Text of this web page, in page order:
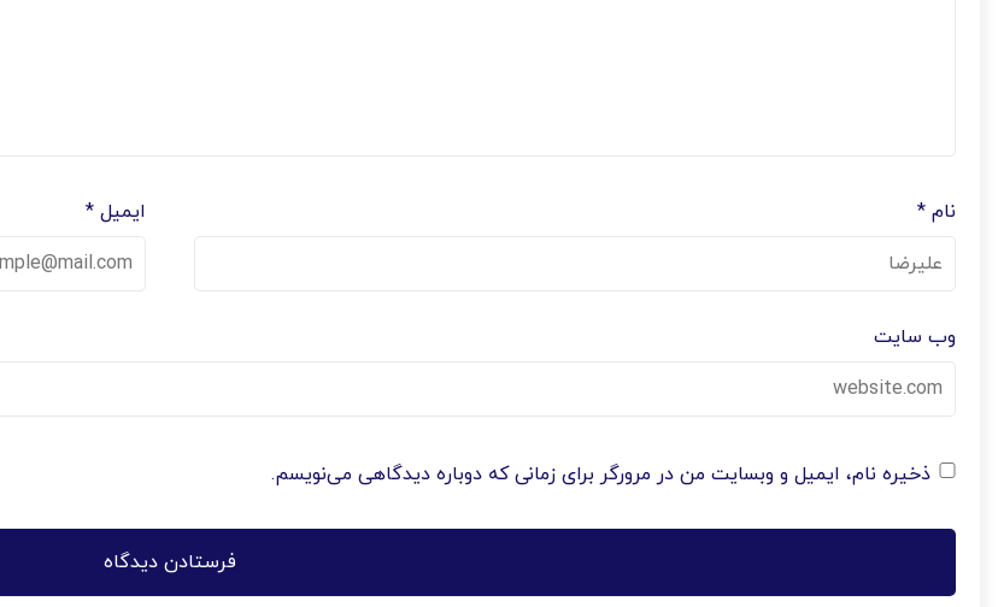
نام * ایمیل *
وب‌ سایت
ذخیره نام، ایمیل و وبسایت من در مرورگر برای زمانی که دوباره دیدگاهی می‌نویسم.